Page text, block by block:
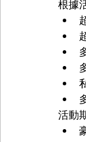
根據
活動